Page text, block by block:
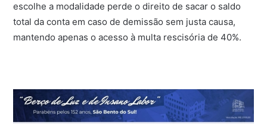
escolhe a modalidade perde o direito de sacar o saldo
total da conta em caso de demissão sem justa causa,
mantendo apenas o acesso à multa rescisória de 40%.